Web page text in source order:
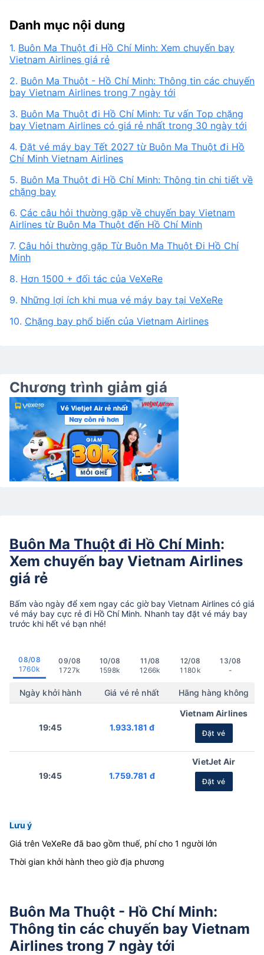
Danh mục nội dung
1. Buôn Ma Thuột đi Hồ Chí Minh: Xem chuyến bay
Vietnam Airlines giá rẻ
2. Buôn Ma Thuột - Hồ Chí Minh: Thông tin các chuyến
bay Vietnam Airlines trong 7 ngày tới
3. Buôn Ma Thuột đi Hồ Chí Minh: Tư vấn Top chặng
bay Vietnam Airlines có giá rẻ nhất trong 30 ngày tới
4.Đặt vé máy bay Tết 2027 từ Buôn Ma Thuột đi Hồ
Chí Minh Vietnam Airlines
5. Buôn Ma Thuột đi Hồ Chí Minh: Thông tin chi tiết về
chặng bay
6. Các câu hỏi thường gặp về chuyến bay Vietnam
Airlines từ Buôn Ma Thuột đến Hồ Chí Minh
7. Câu hỏi thường gặp Từ Buôn Ma Thuột Đi Hồ Chí
Minh
8. Hơn 1500 + đối tác của VeXeRe
9. Những lợi ích khi mua vé máy bay tại VeXeRe
10. Chặng bay phổ biến của Vietnam Airlines
Chương trình giảm giá
Buôn Ma Thuột đi Hồ Chí Minh:
Xem chuyến bay Vietnam Airlines
giá rẻ
Bấm vào ngày để xem ngay các giờ bay Vietnam Airlines có giá
vé máy bay cực rẻ đi Hồ Chí Minh. Nhanh tay đặt vé máy bay
trước khi hết vé bạn nhé!
08/08
1760k
09/08
1727k
10/08
1598k
11/08
1266k
12/08
1180k
13/08
-
Ngày khởi hành Giá vé rẻ nhất Hãng hàng không
19:45 1.933.181 đ
Vietnam Airlines
Đặt vé
19:45 1.759.781 đ
VietJet Air
Đặt vé
Lưu ý
Giá trên VeXeRe đã bao gồm thuế, phí cho 1 người lớn
Thời gian khởi hành theo giờ địa phương
Buôn Ma Thuột - Hồ Chí Minh:
Thông tin các chuyến bay Vietnam
Airlines trong 7 ngày tới